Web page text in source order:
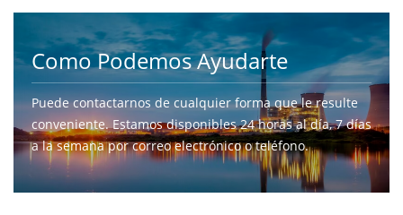
Como Podemos Ayudarte
Puede contactarnos de cualquier forma que le resulte
conveniente. Estamos disponibles 24 horas al día, 7 días
a la semana por correo electrónico o teléfono.
CONTÁCTENOS